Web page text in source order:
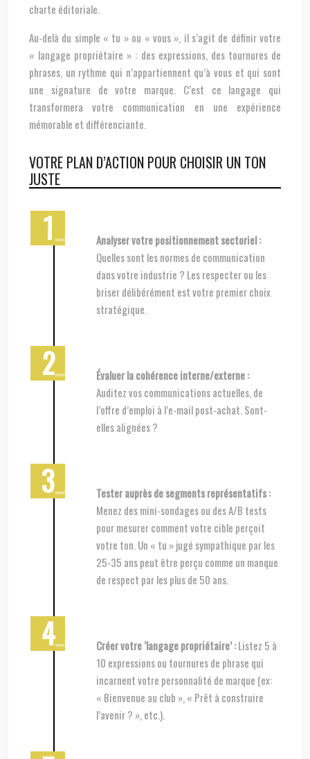
charte éditoriale.
Au-delà du simple « tu » ou « vous », il s’agit de définir votre
« langage propriétaire » : des expressions, des tournures de
phrases, un rythme qui n’appartiennent qu’à vous et qui sont
une signature de votre marque. C’est ce langage qui
transformera votre communication en une expérience
mémorable et différenciante.
VOTRE PLAN D’ACTION POUR CHOISIR UN TON
JUSTE
Analyser votre positionnement sectoriel :
Quelles sont les normes de communication
dans votre industrie ? Les respecter ou les
briser délibérément est votre premier choix
stratégique.
Évaluer la cohérence interne/externe :
Auditez vos communications actuelles, de
l’offre d’emploi à l’e-mail post-achat. Sont-
elles alignées ?
Tester auprès de segments représentatifs :
Menez des mini-sondages ou des A/B tests
pour mesurer comment votre cible perçoit
votre ton. Un « tu » jugé sympathique par les
25-35 ans peut être perçu comme un manque
de respect par les plus de 50 ans.
Créer votre ‘langage propriétaire’ :Listez 5 à
10 expressions ou tournures de phrase qui
incarnent votre personnalité de marque (ex:
« Bienvenue au club », « Prêt à construire
l’avenir ? », etc.).